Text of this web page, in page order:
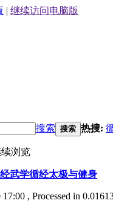
| 继续访问电脑版
搜索 搜索 热搜:
浏览
武学循经太极与健身
17:00 , Processed in